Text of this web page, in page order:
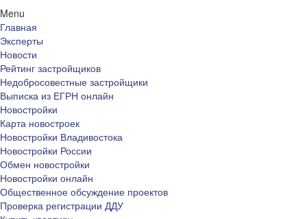
Menu
Главная
Эксперты
Новости
Рейтинг застройщиков
Недобросовестные застройщики
Выписка из ЕГРН онлайн
Новостройки
Карта новостроек
Новостройки Владивостока
Новостройки России
Обмен новостройки
Новостройки онлайн
Общественное обсуждение проектов
Проверка регистрации ДДУ